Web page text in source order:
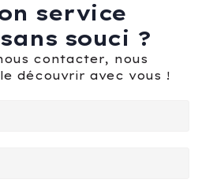
service
souci ?
contacter, nous
découvrir avec vous !